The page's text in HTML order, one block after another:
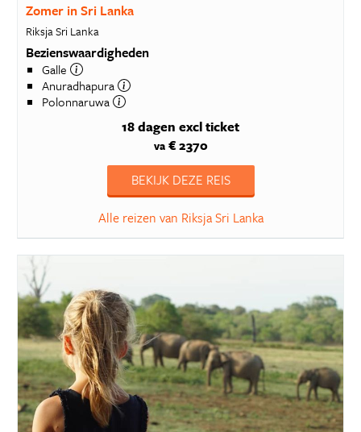
Zomer in Sri Lanka
Riksja Sri Lanka
Bezienswaardigheden
Galle
Anuradhapura
Polonnaruwa
18 dagen excl ticket
va€ 2370
BEKIJK DEZE REIS
Alle reizen van Riksja Sri Lanka